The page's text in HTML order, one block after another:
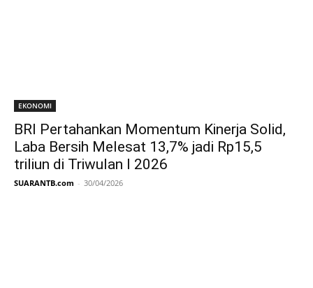
EKONOMI
BRI Pertahankan Momentum Kinerja Solid,
Laba Bersih Melesat 13,7% jadi Rp15,5
triliun di Triwulan I 2026
SUARANTB.com - 30/04/2026